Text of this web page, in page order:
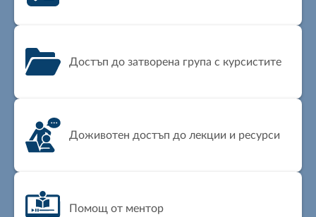
Достъп до затворена група с курсистите
Доживотен достъп до лекции и ресурси
Помощ от ментор